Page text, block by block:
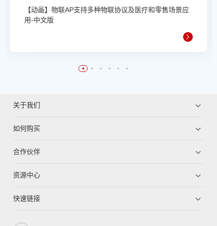
【动画】物联AP支持多种物联协议及医疗和零售场景应
用-中文版
关于我们
如何购买
合作伙伴
资源中心
快速链接